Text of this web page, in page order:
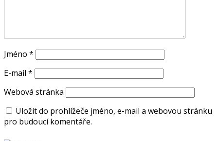
Jméno *
E-mail *
Webová stránka
Uložit do prohlížeče jméno, e-mail a webovou stránku
pro budoucí komentáře.